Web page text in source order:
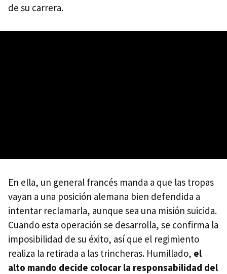
de su carrera.
En ella, un general francés manda a que las tropas
vayan a una posición alemana bien defendida a
intentar reclamarla, aunque sea una misión suicida.
Cuando esta operación se desarrolla, se confirma la
imposibilidad de su éxito, así que el regimiento
realiza la retirada a las trincheras. Humillado, el
alto mando decide colocar la responsabilidad del